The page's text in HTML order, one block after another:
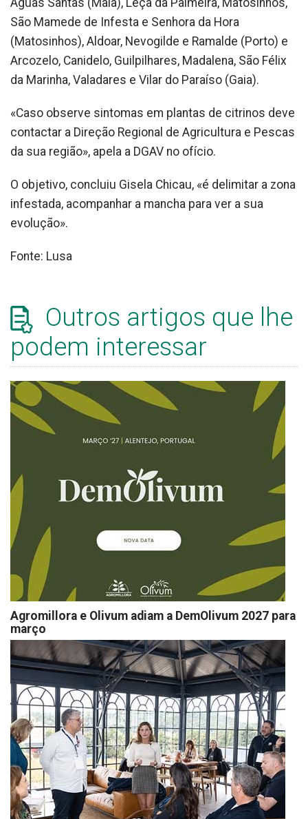
Águas Santas (Maia), Leça da Palmeira, Matosinhos,
São Mamede de Infesta e Senhora da Hora
(Matosinhos), Aldoar, Nevogilde e Ramalde (Porto) e
Arcozelo, Canidelo, Guilpilhares, Madalena, São Félix
da Marinha, Valadares e Vilar do Paraíso (Gaia).
«Caso observe sintomas em plantas de citrinos deve
contactar a Direção Regional de Agricultura e Pescas
da sua região», apela a DGAV no ofício.
O objetivo, concluiu Gisela Chicau, «é delimitar a zona
infestada, acompanhar a mancha para ver a sua
evolução».
Fonte: Lusa
Outros artigos que lhe
podem interessar
Agromillora e Olivum adiam a DemOlivum 2027 para
março